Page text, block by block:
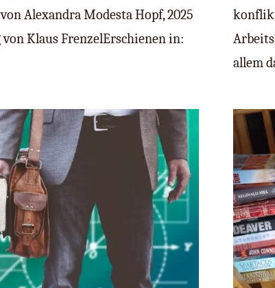
Alexandra Modesta Hopf, 2025
Klaus FrenzelErschienen in:
allem